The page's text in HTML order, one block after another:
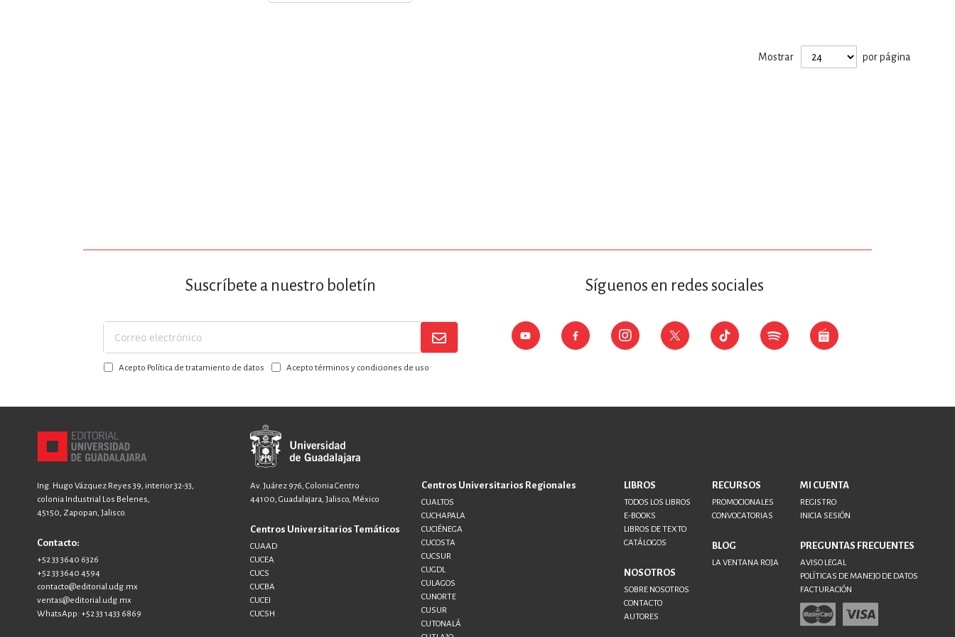
TECNOLOGÍA, INGENIERÍA, AGRICULTURA
Mostrar por página
Suscríbete a nuestro boletín
Suscríbase
a
nuestroAcepto Política de tratamiento de datos Acepto términos y condiciones de uso
Síguenos en redes sociales
Ing. Hugo Vázquez Reyes 39, interior 32-33,
colonia Industrial Los Belenes,
45150, Zapopan, Jalisco.
Contacto:
+52 33 3640 6326
+52 33 3640 4594
contacto@editorial.udg.mx
ventas@editorial.udg.mx
WhatsApp: +52 33 1433 6869
Av. Juárez 976, Colonia Centro
44100, Guadalajara, Jalisco, México
Centros Universitarios Temáticos
CUAAD
CUCEA
CUCS
CUCBA
CUCEI
CUCSH
Centros Universitarios Regionales
CUALTOS
CUCHAPALA
CUCIÉNEGA
CUCOSTA
CUCSUR
CUGDL
CULAGOS
CUNORTE
CUSUR
CUTONALÁ
LIBROS
TODOS LOS LIBROS
E-BOOKS
LIBROS DE TEXTO
CATÁLOGOS
NOSOTROS
SOBRE NOSOTROS
CONTACTO
AUTORES
RECURSOS
PROMOCIONALES
CONVOCATORIAS
BLOG
LA VENTANA ROJA
MI CUENTA
REGISTRO
INICIA SESIÓN
PREGUNTAS FRECUENTES
AVISO LEGAL
POLÍTICAS DE MANEJO DE DATOS
FACTURACIÓN